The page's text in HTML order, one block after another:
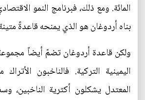
المائة. ومع ذلك، فبرنامج النمو
بناه أردوغان هو الذي يمنحه قاعدةً
ولكن قاعدة أردوغان تضمّ أيضاً
اليمينية التركية. فالناخبون
المعتدل يشكلون أكثرية الناخبين،